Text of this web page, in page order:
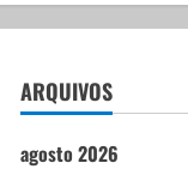
ARQUIVOS
agosto 2026